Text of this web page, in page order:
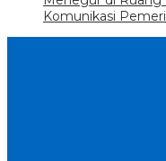
Komunikasi